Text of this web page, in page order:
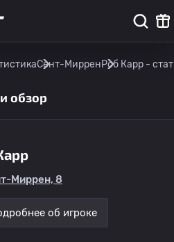
Сент-МирренРоб Карр -
обзор
Миррен, 8
об игроке